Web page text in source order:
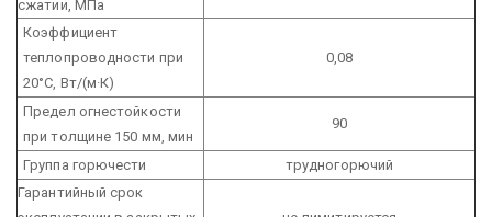
сжатии, МПа
Коэффициент
теплопроводности при
20°С, Вт/(м·К)
0,08
Предел огнестойкости
при толщине 150 мм, мин
90
Группа горючести
трудногорючий
Гарантийный срок